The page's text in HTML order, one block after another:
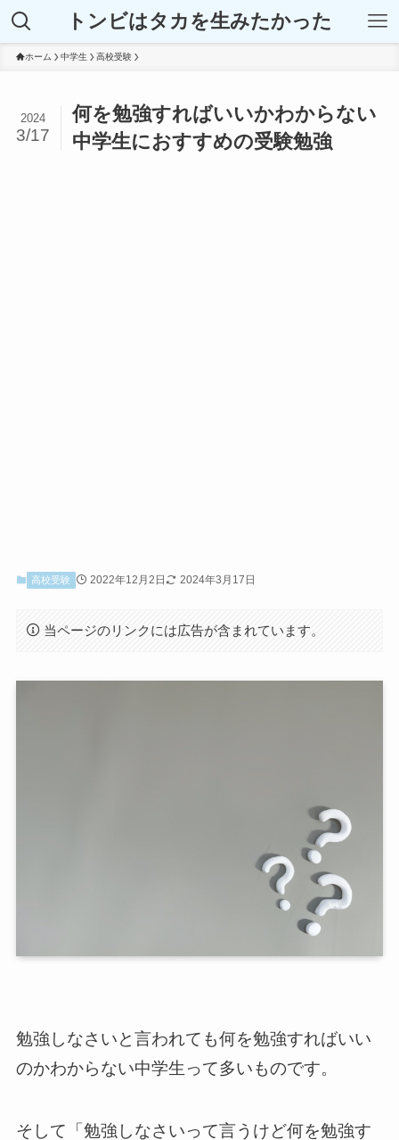
トンビはタカを生みたかった
ホーム 中学生 高校受験
何を勉強すればいいかわからない
中学生におすすめの受験勉強
2024
3/17
高校受験 2022年12月2日 2024年3月17日
当ページのリンクには広告が含まれています。
勉強しなさいと言われても何を勉強すればいい
のかわからない中学生って多いものです。
そして「勉強しなさいって言うけど何を勉強す